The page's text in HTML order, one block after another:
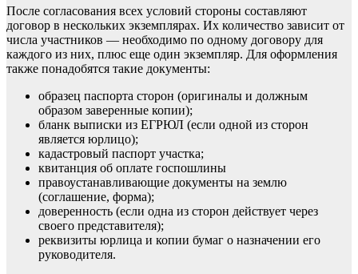
После согласования всех условий стороны составляют
договор в нескольких экземплярах. Их количество зависит от
числа участников — необходимо по одному договору для
каждого из них, плюс еще один экземпляр. Для оформления
также понадобятся такие документы:
образец паспорта сторон (оригиналы и должным
образом заверенные копии);
бланк выписки из ЕГРЮЛ (если одной из сторон
является юрлицо);
кадастровый паспорт участка;
квитанция об оплате госпошлины
правоустанавливающие документы на землю
(соглашение, форма);
доверенность (если одна из сторон действует через
своего представителя);
реквизиты юрлица и копии бумаг о назначении его
руководителя.